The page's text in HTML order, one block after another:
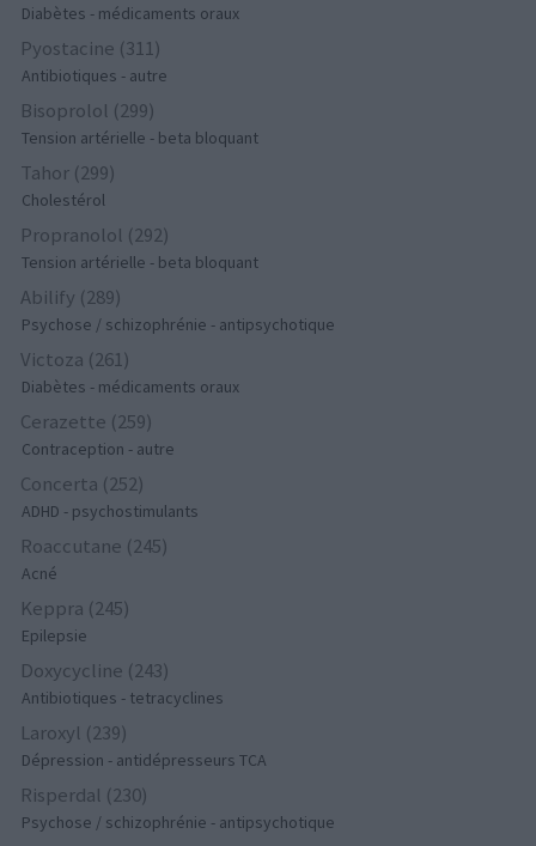
Diabètes - médicaments oraux
Pyostacine (311)
Antibiotiques - autre
Bisoprolol (299)
Tension artérielle - beta bloquant
Tahor (299)
Cholestérol
Propranolol (292)
Tension artérielle - beta bloquant
Abilify (289)
Psychose / schizophrénie - antipsychotique
Victoza (261)
Diabètes - médicaments oraux
Cerazette (259)
Contraception - autre
Concerta (252)
ADHD - psychostimulants
Roaccutane (245)
Acné
Keppra (245)
Epilepsie
Doxycycline (243)
Antibiotiques - tetracyclines
Laroxyl (239)
Dépression - antidépresseurs TCA
Risperdal (230)
Psychose / schizophrénie - antipsychotique